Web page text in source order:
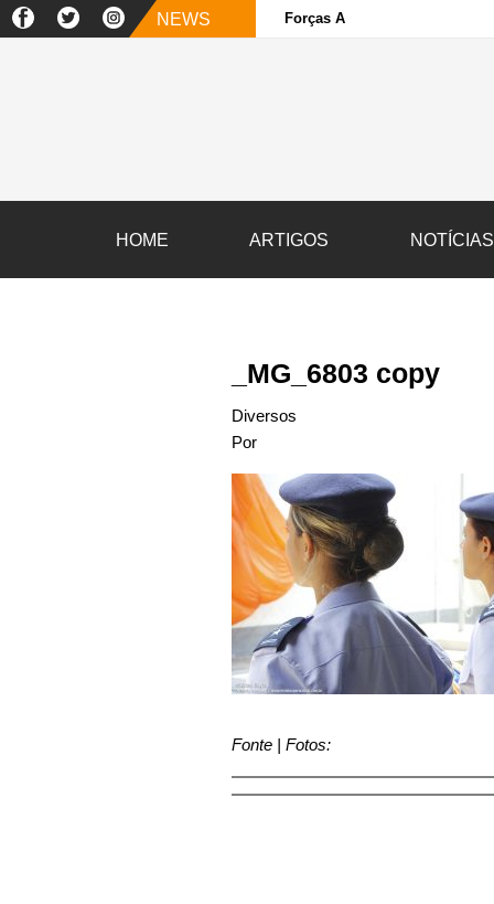
NEWS Forças Armadas e sociedade
HOME ARTIGOS NOTÍCIAS
_MG_6803 copy
Diversos
Por
Fonte | Fotos: